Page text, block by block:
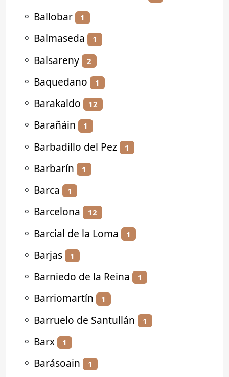
⚬ Ballobar 1
⚬ Balmaseda 1
⚬ Balsareny 2
⚬ Baquedano 1
⚬ Barakaldo 12
⚬ Barañáin 1
⚬ Barbadillo del Pez 1
⚬ Barbarín 1
⚬ Barca 1
⚬ Barcelona 12
⚬ Barcial de la Loma 1
⚬ Barjas 1
⚬ Barniedo de la Reina 1
⚬ Barriomartín 1
⚬ Barruelo de Santullán 1
⚬ Barx 1
⚬ Barásoain 1